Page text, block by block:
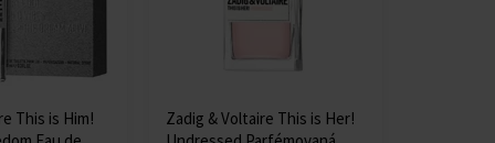
This is Him!
Zadig & Voltaire This is Her!